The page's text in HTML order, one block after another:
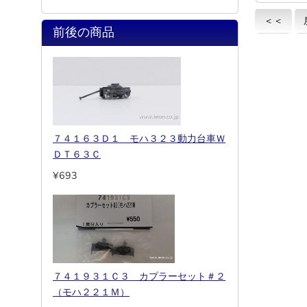
＜＜
前後の商品
７４１６３Ｄ１ モハ３２３動力台車Ｗ
ＤＴ６３Ｃ
¥693
７４１９３１Ｃ３ カプラーセット＃２
（モハ２２１Ｍ）